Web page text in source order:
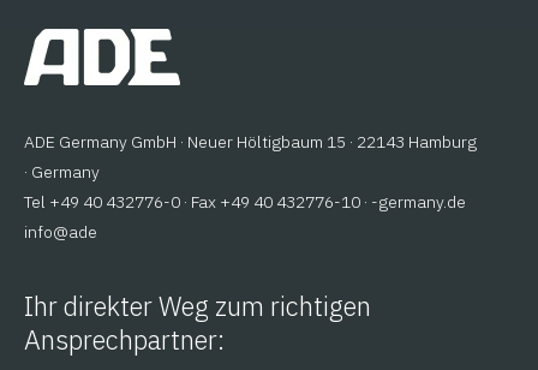
ADE Germany GmbH · Neuer Höltigbaum 15 · 22143 Hamburg
· Germany
Tel +49 40 432776-0 · Fax +49 40 432776-10 · ed.ynamreg-
eda
@ofni
Ihr direkter Weg zum richtigen
Ansprechpartner: